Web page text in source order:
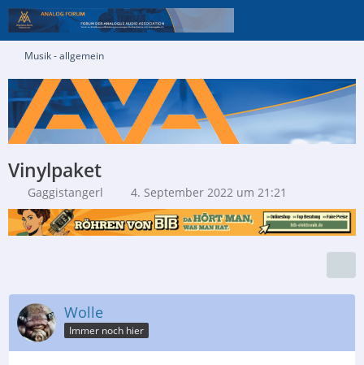
Musik - allgemein
Vinylpaket
Gaggistangerl 4. September 2022 um 21:21
Wolle
Immer noch hier